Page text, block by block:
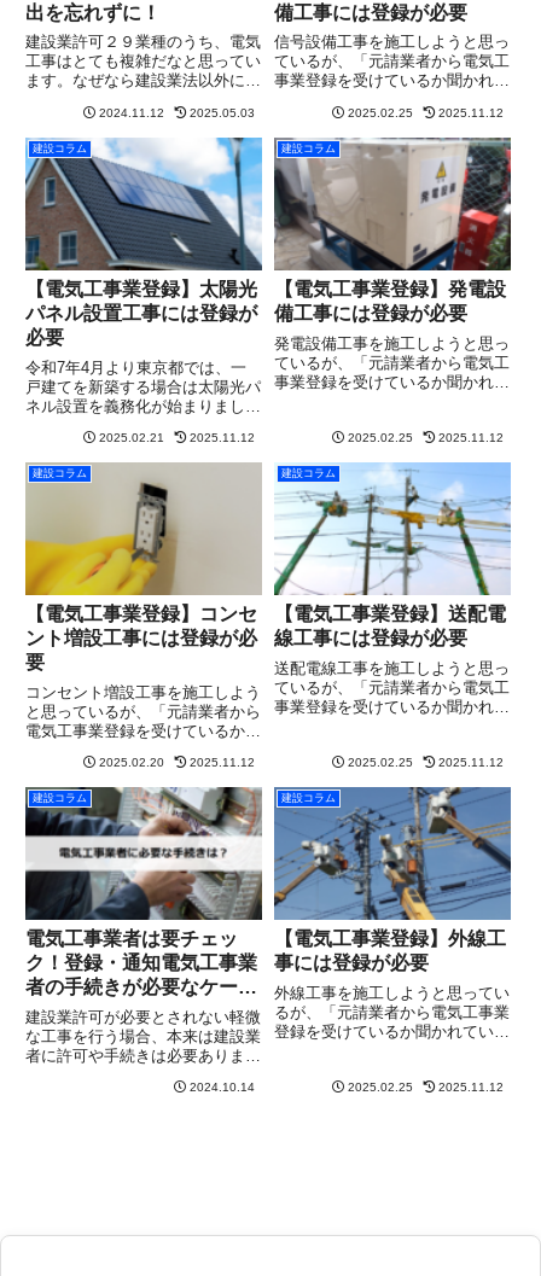
出を忘れずに！
建設業許可２９業種のうち、電気
工事はとても複雑だなと思ってい
ます。なぜなら建設業法以外にも
らです。特に、電気工事業の建設
業許可を取得しても、電気工事を
施工する場合はみなし電気工事業
登録の開始届出書を提出しなけ
れ...
2024.11.12 2025.05.03
備工事には登録が必要
信号設備工事を施工しようと思っ
ているが、「元請業者から電気工
事業登録を受けているか聞かれて
者には工事を発注しないと言われ
た…」そんな状況に直面し、「ど
うすれば電気工事業の登録を受け
られるか分からない」という方
も...
2025.02.25 2025.11.12
建設コラム
【電気工事業登録】太陽光
パネル設置工事には登録が
必要
令和7年4月より東京都では、一
戸建てを新築する場合は太陽光パ
ネル設置を義務化が始まりまし
設置工事はますます需要が出てく
ることが予想されます。そこで太
陽光パネル設置を施工しようと思
っているが、「元請業者から電気
2025.02.21 2025.11.12
建設コラム
【電気工事業登録】発電設
備工事には登録が必要
発電設備工事を施工しようと思っ
ているが、「元請業者から電気工
事業登録を受けているか聞かれて
た…」そんな状況に直面し、「ど
うすれば電気工事業の登録を受け
られるか分からない」という方
も...
2025.02.25 2025.11.12
建設コラム
【電気工事業登録】コンセ
ント増設工事には登録が必
要
コンセント増設工事を施工しよう
と思っているが、「元請業者から
電気工事業登録を受けているか聞
登録業者には工事を発注しないと
言われた…」そんな状況に直面
し、「どうすれば電気工事業の登
録を受けられるか分からない」と
2025.02.20 2025.11.12
建設コラム
【電気工事業登録】送配電
線工事には登録が必要
送配電線工事を施工しようと思っ
ているが、「元請業者から電気工
事業登録を受けているか聞かれて
た…」そんな状況に直面し、「ど
うすれば電気工事業の登録を受け
られるか分からない」という方
2025.02.25 2025.11.12
建設コラム
電気工事業者は要チェッ
ク！登録・通知電気工事業
者の手続きが必要なケース
とは？
建設業許可が必要とされない軽微
な工事を行う場合、本来は建設業
者に許可や手続きは必要ありませ
は、その工事の規模に関係なく一
2024.10.14
建設コラム
【電気工事業登録】外線工
事には登録が必要
外線工事を施工しようと思ってい
るが、「元請業者から電気工事業
登録を受けているか聞かれてい
た…」そんな状況に直面し、「ど
2025.02.25 2025.11.12